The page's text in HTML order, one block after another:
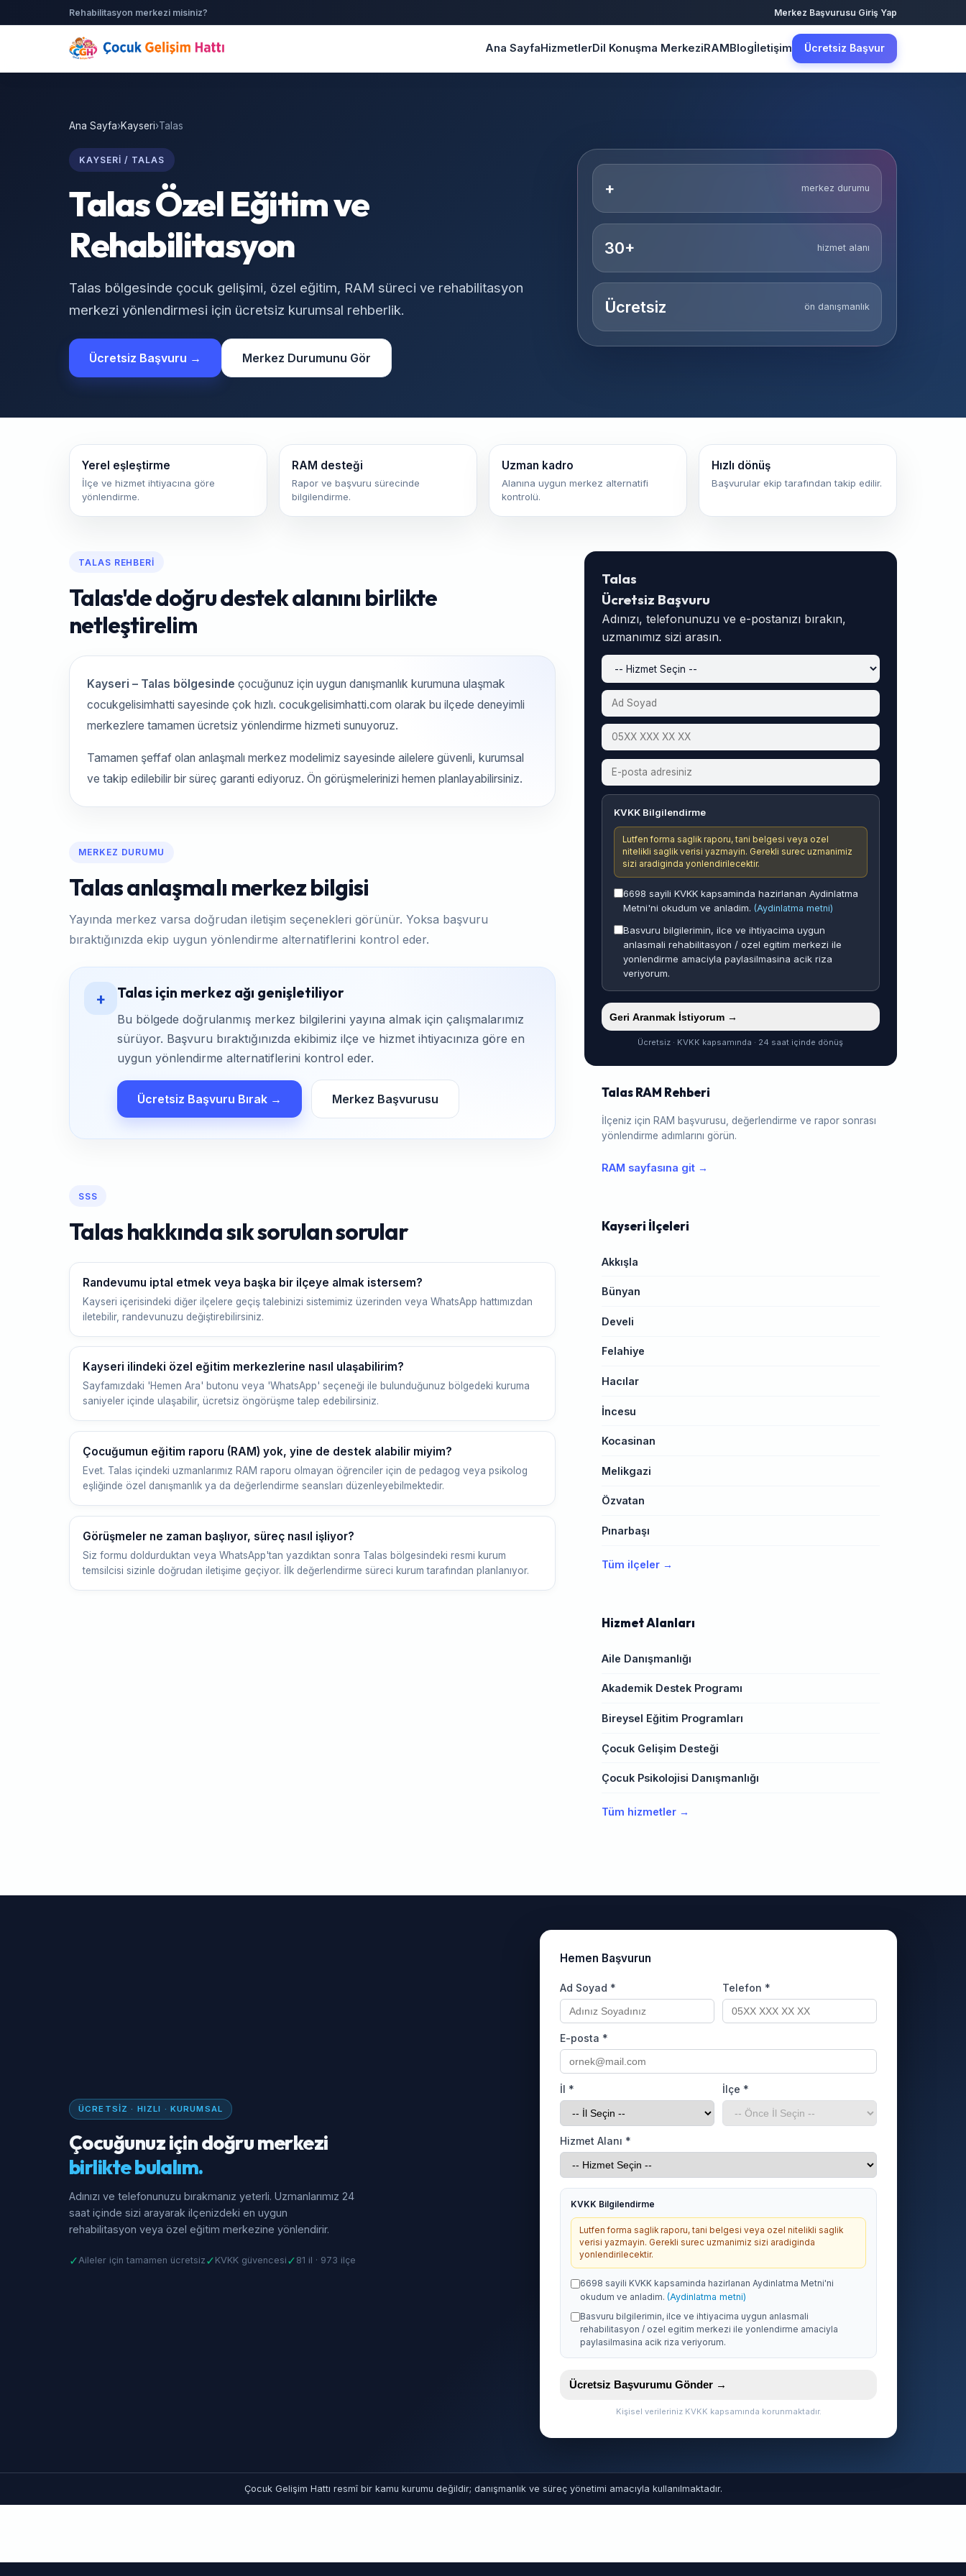
Rehabilitasyon merkezi misiniz? Merkez Başvurusu·Giriş Yap
Ana SayfaHizmetlerDil Konuşma MerkeziRAMBlogİletişim Ücretsiz Başvur
Ana Sayfa›Kayseri›Talas
KAYSERI / TALAS
Talas Özel Eğitim ve
Rehabilitasyon
Talas bölgesinde çocuk gelişimi, özel eğitim, RAM süreci ve rehabilitasyon
merkezi yönlendirmesi için ücretsiz kurumsal rehberlik.
Ücretsiz Başvuru → Merkez Durumunu Gör
+ merkez durumu
30+ hizmet alanı
Ücretsiz ön danışmanlık
Yerel eşleştirme
İlçe ve hizmet ihtiyacına göre
yönlendirme.
RAM desteği
Rapor ve başvuru sürecinde
bilgilendirme.
Uzman kadro
Alanına uygun merkez alternatifi
kontrolü.
Hızlı dönüş
Başvurular ekip tarafından takip edilir.
TALAS REHBERI
Talas'de doğru destek alanını birlikte
netleştirelim
Kayseri – Talas bölgesinde çocuğunuz için uygun danışmanlık kurumuna ulaşmak
cocukgelisimhatti sayesinde çok hızlı. cocukgelisimhatti.com olarak bu ilçede deneyimli
merkezlere tamamen ücretsiz yönlendirme hizmeti sunuyoruz.
Tamamen şeffaf olan anlaşmalı merkez modelimiz sayesinde ailelere güvenli, kurumsal
ve takip edilebilir bir süreç garanti ediyoruz. Ön görüşmelerinizi hemen planlayabilirsiniz.
MERKEZ DURUMU
Talas anlaşmalı merkez bilgisi
Yayında merkez varsa doğrudan iletişim seçenekleri görünür. Yoksa başvuru
bıraktığınızda ekip uygun yönlendirme alternatiflerini kontrol eder.
+ Talas için merkez ağı genişletiliyor
Bu bölgede doğrulanmış merkez bilgilerini yayına almak için çalışmalarımız
sürüyor. Başvuru bıraktığınızda ekibimiz ilçe ve hizmet ihtiyacınıza göre en
uygun yönlendirme alternatiflerini kontrol eder.
Ücretsiz Başvuru Bırak → Merkez Başvurusu
SSS
Talas hakkında sık sorulan sorular
Randevumu iptal etmek veya başka bir ilçeye almak istersem?
Kayseri içerisindeki diğer ilçelere geçiş talebinizi sistemimiz üzerinden veya WhatsApp hattımızdan
iletebilir, randevunuzu değiştirebilirsiniz.
Kayseri ilindeki özel eğitim merkezlerine nasıl ulaşabilirim?
Sayfamızdaki 'Hemen Ara' butonu veya 'WhatsApp' seçeneği ile bulunduğunuz bölgedeki kuruma
saniyeler içinde ulaşabilir, ücretsiz öngörüşme talep edebilirsiniz.
Çocuğumun eğitim raporu (RAM) yok, yine de destek alabilir miyim?
Evet. Talas içindeki uzmanlarımız RAM raporu olmayan öğrenciler için de pedagog veya psikolog
eşliğinde özel danışmanlık ya da değerlendirme seansları düzenleyebilmektedir.
Görüşmeler ne zaman başlıyor, süreç nasıl işliyor?
Siz formu doldurduktan veya WhatsApp'tan yazdıktan sonra Talas bölgesindeki resmi kurum
temsilcisi sizinle doğrudan iletişime geçiyor. İlk değerlendirme süreci kurum tarafından planlanıyor.
Talas
Ücretsiz Başvuru
Adınızı, telefonunuzu ve e-postanızı bırakın,
uzmanımız sizi arasın.
KVKK Bilgilendirme
Lutfen forma saglik raporu, tani belgesi veya ozel
nitelikli saglik verisi yazmayin. Gerekli surec uzmanimiz
sizi aradiginda yonlendirilecektir.
6698 sayili KVKK kapsaminda hazirlanan Aydinlatma
Metni'ni okudum ve anladim. (Aydinlatma metni)
Basvuru bilgilerimin, ilce ve ihtiyacima uygun
anlasmali rehabilitasyon / ozel egitim merkezi ile
yonlendirme amaciyla paylasilmasina acik riza
veriyorum.
Geri Aranmak İstiyorum →
Ücretsiz · KVKK kapsamında · 24 saat içinde dönüş
Talas RAM Rehberi
İlçeniz için RAM başvurusu, değerlendirme ve rapor sonrası
yönlendirme adımlarını görün.
RAM sayfasına git →
Kayseri İlçeleri
Akkışla
Bünyan
Develi
Felahiye
Hacılar
İncesu
Kocasinan
Melikgazi
Özvatan
Pınarbaşı
Tüm ilçeler →
Hizmet Alanları
Aile Danışmanlığı
Akademik Destek Programı
Bireysel Eğitim Programları
Çocuk Gelişim Desteği
Çocuk Psikolojisi Danışmanlığı
Tüm hizmetler →
ÜCRETSIZ · HIZLI · KURUMSAL
Çocuğunuz için doğru merkezi
birlikte bulalım.
Adınızı ve telefonunuzu bırakmanız yeterli. Uzmanlarımız 24
saat içinde sizi arayarak ilçenizdeki en uygun
rehabilitasyon veya özel eğitim merkezine yönlendirir.
✓Aileler için tamamen ücretsiz ✓ KVKK güvencesi ✓ 81 il · 973 ilçe
Hemen Başvurun
Ad Soyad * Telefon *
E-posta *
İl * İlçe *
Hizmet Alanı *
KVKK Bilgilendirme
Lutfen forma saglik raporu, tani belgesi veya ozel nitelikli saglik
verisi yazmayin. Gerekli surec uzmanimiz sizi aradiginda
yonlendirilecektir.
6698 sayili KVKK kapsaminda hazirlanan Aydinlatma Metni'ni
okudum ve anladim. (Aydinlatma metni)
Basvuru bilgilerimin, ilce ve ihtiyacima uygun anlasmali
rehabilitasyon / ozel egitim merkezi ile yonlendirme amaciyla
paylasilmasina acik riza veriyorum.
Ücretsiz Başvurumu Gönder →
Kişisel verileriniz KVKK kapsamında korunmaktadır.
Çocuk Gelişim Hattı resmî bir kamu kurumu değildir; danışmanlık ve süreç yönetimi amacıyla kullanılmaktadır.